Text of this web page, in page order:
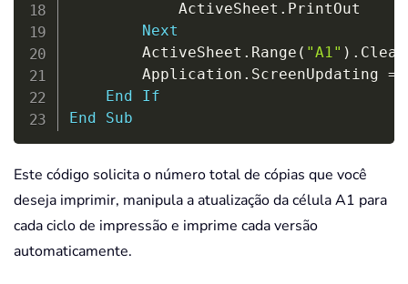
            ActiveSheet
. PrintOut
Next
        ActiveSheet
. Range ( "A1" ) .
        Application
. ScreenUpdating =
End
If
End
Sub
Este código solicita o número total de cópias que você
deseja imprimir, manipula a atualização da célula A1 para
cada ciclo de impressão e imprime cada versão
automaticamente.